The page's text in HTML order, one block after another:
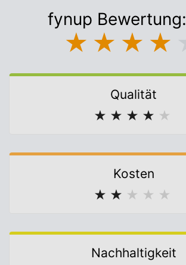
fynup Bewertung:
★ ★ ★ ★
Qualität
★ ★ ★ ★ ★
Kosten
★ ★ ★ ★ ★
Nachhaltigkeit